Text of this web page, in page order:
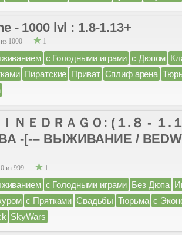
- 1000 lvl : 1.8-1.13+
1000 1
с Голодными играми с Дюпом
Пиратские Приват Сплиф арена
ＮＥＤＲＡＧＯ: (１.８ - １.
-[--- ВЫЖИВАНИЕ /
из 999 1
с Голодными играми Без Дюпа
с Прятками Свадьбы Тюрьма с
SkyWars